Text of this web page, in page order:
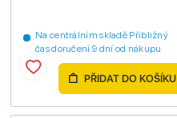
Na centrálním skladě Přibližný
čas doručení 9 dní od nákupu
PŘIDAT DO KOŠÍKU